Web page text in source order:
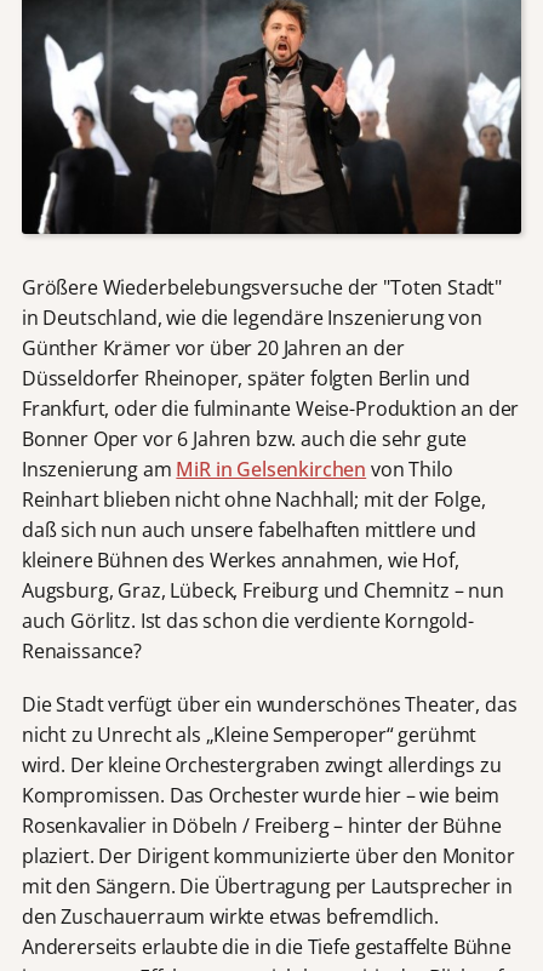
Größere Wiederbelebungsversuche der "Toten Stadt"
in Deutschland, wie die legendäre Inszenierung von
Günther Krämer vor über 20 Jahren an der
Düsseldorfer Rheinoper, später folgten Berlin und
Frankfurt, oder die fulminante Weise-Produktion an der
Bonner Oper vor 6 Jahren bzw. auch die sehr gute
Inszenierung am MiR in Gelsenkirchen von Thilo
Reinhart blieben nicht ohne Nachhall; mit der Folge,
daß sich nun auch unsere fabelhaften mittlere und
kleinere Bühnen des Werkes annahmen, wie Hof,
Augsburg, Graz, Lübeck, Freiburg und Chemnitz – nun
auch Görlitz. Ist das schon die verdiente Korngold-
Renaissance?
Die Stadt verfügt über ein wunderschönes Theater, das
nicht zu Unrecht als „Kleine Semperoper“ gerühmt
wird. Der kleine Orchestergraben zwingt allerdings zu
Kompromissen. Das Orchester wurde hier – wie beim
Rosenkavalier in Döbeln / Freiberg – hinter der Bühne
plaziert. Der Dirigent kommunizierte über den Monitor
mit den Sängern. Die Übertragung per Lautsprecher in
den Zuschauerraum wirkte etwas befremdlich.
Andererseits erlaubte die in die Tiefe gestaffelte Bühne